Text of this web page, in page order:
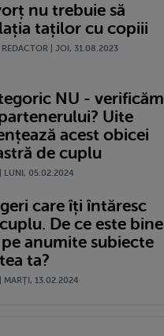
nu trebuie să
taților cu copiii
| JOI, 31.08.2023
NU - verificăm
Uite
acest obicei
de cuplu
LUNI, 05.02.2024
care îți întăresc
De ce este bine
anumite subiecte
ta?
MARŢI, 13.02.2024